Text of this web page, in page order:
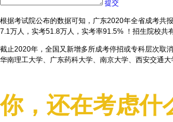
提交
根据考试院公布的数据可知，广东2020年全省成考共
7.1万人，实考51.8万人，实考率91.5% ！招生院校共
截止2020年，全国又新增多所成考停招或专科层次取
华南理工大学、广东药科大学、南京大学、西安交通大
你，还在考虑什